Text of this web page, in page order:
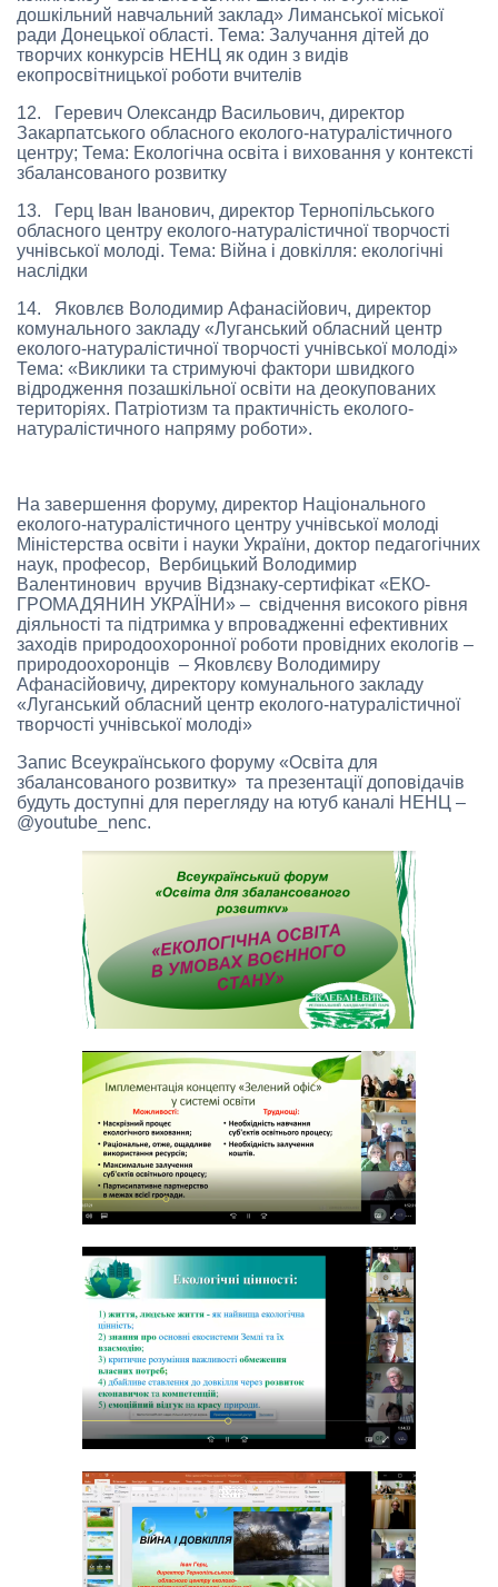
дошкільний навчальний заклад» Лиманської міської
ради Донецької області. Тема: Залучання дітей до
творчих конкурсів НЕНЦ як один з видів
екопросвітницької роботи вчителів
12. Геревич Олександр Васильович, директор
Закарпатського обласного еколого-натуралістичного
центру; Тема: Екологічна освіта і виховання у контексті
збалансованого розвитку
13. Герц Іван Іванович, директор Тернопільського
обласного центру еколого-натуралістичної творчості
учнівської молоді. Тема: Війна і довкілля: екологічні
наслідки
14. Яковлєв Володимир Афанасійович, директор
комунального закладу «Луганський обласний центр
еколого-натуралістичної творчості учнівської молоді»
Тема: «Виклики та стримуючі фактори швидкого
відродження позашкільної освіти на деокупованих
територіях. Патріотизм та практичність еколого-
натуралістичного напряму роботи».
На завершення форуму, директор Національного
еколого-натуралістичного центру учнівської молоді
Міністерства освіти і науки України, доктор педагогічних
наук, професор, Вербицький Володимир
Валентинович вручив Відзнаку-сертифікат «ЕКО-
ГРОМАДЯНИН УКРАЇНИ» – свідчення високого рівня
діяльності та підтримка у впровадженні ефективних
заходів природоохоронної роботи провідних екологів –
природоохоронців – Яковлєву Володимиру
Афанасійовичу, директору комунального закладу
«Луганський обласний центр еколого-натуралістичної
творчості учнівської молоді»
Запис Всеукраїнського форуму «Освіта для
збалансованого розвитку» та презентації доповідачів
будуть доступні для перегляду на ютуб каналі НЕНЦ –
@youtube_nenc.